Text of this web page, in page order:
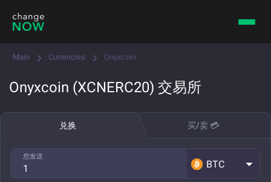
Main Currencies Onyxcoin
Onyxcoin (XCNERC20) 交易所
兑换 买/卖 💳
您发送
BTC